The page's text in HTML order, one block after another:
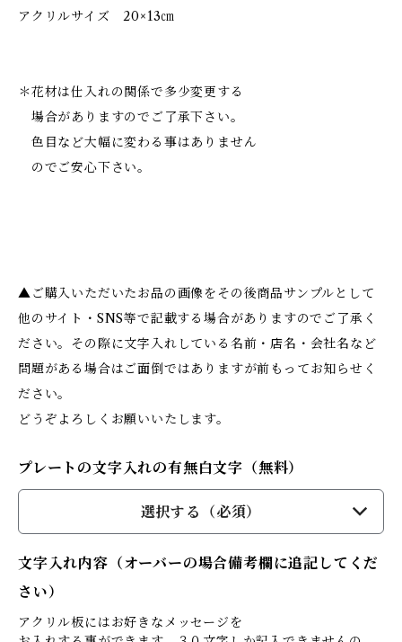
アクリルサイズ 20×13㎝
＊花材は仕入れの関係で多少変更する
場合がありますのでご了承下さい。
色目など大幅に変わる事はありません
のでご安心下さい。
▲ご購入いただいたお品の画像をその後商品サンプルとして
他のサイト・SNS等で記載する場合がありますのでご了承く
ださい。その際に文字入れしている名前・店名・会社名など
問題がある場合はご面倒ではありますが前もってお知らせく
ださい。
どうぞよろしくお願いいたします。
プレートの文字入れの有無白文字（無料）
選択する（必須）
文字入れ内容（オーバーの場合備考欄に追記してくだ
さい）
アクリル板にはお好きなメッセージを